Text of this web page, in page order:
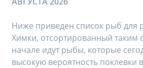
Ниже приведен список рыб для
Химки, отсортированный таким
начале идут рыбы, которые
высокую вероятность поклевки